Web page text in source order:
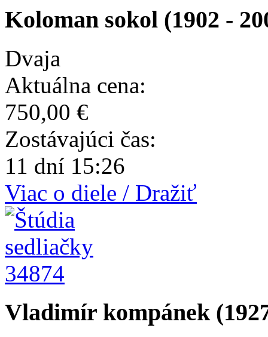
Koloman sokol (1902 -
Dvaja
Aktuálna cena:
750,00 €
Zostávajúci čas:
11 dní 15:26
Viac o diele / Dražiť
34874
Vladimír kompánek